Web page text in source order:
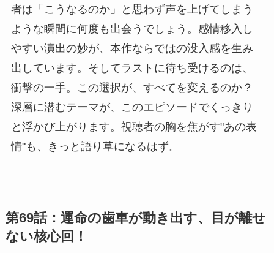
者は「こうなるのか」と思わず声を上げてしまう
ような瞬間に何度も出会うでしょう。感情移入し
やすい演出の妙が、本作ならではの没入感を生み
出しています。そしてラストに待ち受けるのは、
衝撃の一手。この選択が、すべてを変えるのか？
深層に潜むテーマが、このエピソードでくっきり
と浮かび上がります。視聴者の胸を焦がす"あの表
情"も、きっと語り草になるはず。
第69話：運命の歯車が動き出す、目が離せ
ない核心回！